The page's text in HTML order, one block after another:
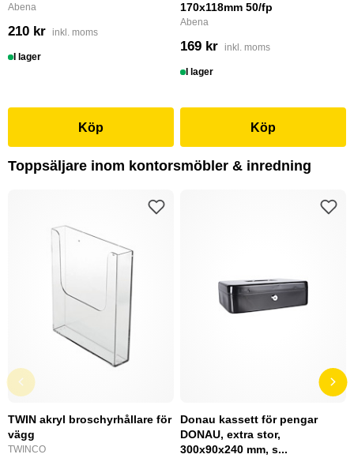
Abena
210 kr inkl. moms
I lager
Köp
170x118mm 50/fp
Abena
169 kr inkl. moms
I lager
Köp
Toppsäljare inom kontorsmöbler & inredning
TWIN akryl broschyrhållare för
vägg
TWINCO
Donau kassett för pengar
DONAU, extra stor,
300x90x240 mm, s...